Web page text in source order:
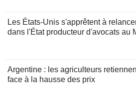
Les États-Unis s'apprêtent à
dans l'État producteur d'avocats au
Argentine : les agriculteurs
face à la hausse des prix